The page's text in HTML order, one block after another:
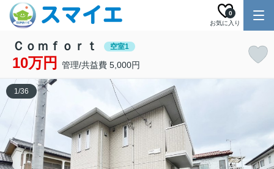
お気に入り
0
Ｃｏｍｆｏｒｔ 空室1
10万円 管理/共益費 5,000円
1/36